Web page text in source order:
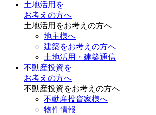
土地活用を
お考えの方へ
土地活用をお考えの方へ
地主様へ
建築をお考えの方へ
土地活用・建築通信
不動産投資を
お考えの方へ
不動産投資をお考えの方へ
不動産投資家様へ
物件情報